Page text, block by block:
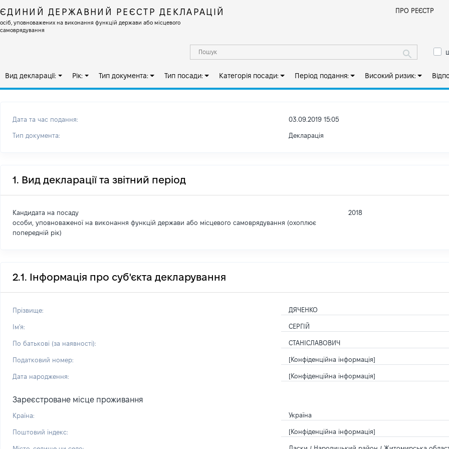
ЄДИНИЙ ДЕРЖАВНИЙ РЕЄСТР ДЕКЛАРАЦІЙ
осіб, уповноважених на виконання функцій держави або місцевого
самоврядування
ПРО РЕЄСТР
Вид декларації: Рік: Тип документа: Тип посади: Категорія посади: Період подання: Високий ризик:
Дата та час подання: 03.09.2019 15:05
Тип документа: Декларація
1. Вид декларації та звітний період
Кандидата на посаду
особи, уповноваженої на виконання функцій держави або місцевого самоврядування (охоплює
попередній рік)
2018
2.1. Інформація про суб'єкта декларування
Прізвище: ДЯЧЕНКО
Ім'я: СЕРГІЙ
По батькові (за наявності): СТАНІСЛАВОВИЧ
Податковий номер: [Конфіденційна інформація]
Дата народження: [Конфіденційна інформація]
Зареєстроване місце проживання
Країна: Україна
Поштовий індекс: [Конфіденційна інформація]